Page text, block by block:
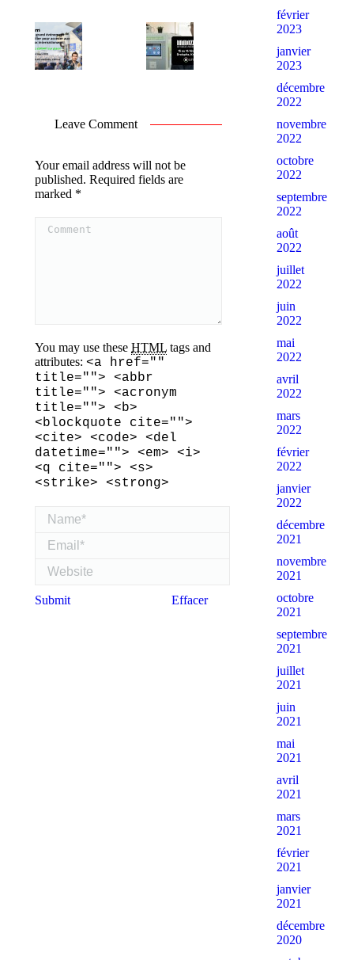
Leave Comment
Your email address will not be
published. Required fields are
marked *
You may use these HTML tags and
attributes: <a href=""
title=""> <abbr
title=""> <acronym
title=""> <b>
<blockquote cite="">
<cite> <code> <del
datetime=""> <em> <i>
<q cite=""> <s>
<strike> <strong>
Name *
Email *
Website
Effacer
Submit
février
2023
janvier
2023
décembre
2022
novembre
2022
octobre
2022
septembre
2022
août
2022
juillet
2022
juin
2022
mai
2022
avril
2022
mars
2022
février
2022
janvier
2022
décembre
2021
novembre
2021
octobre
2021
septembre
2021
juillet
2021
juin
2021
mai
2021
avril
2021
mars
2021
février
2021
janvier
2021
décembre
2020